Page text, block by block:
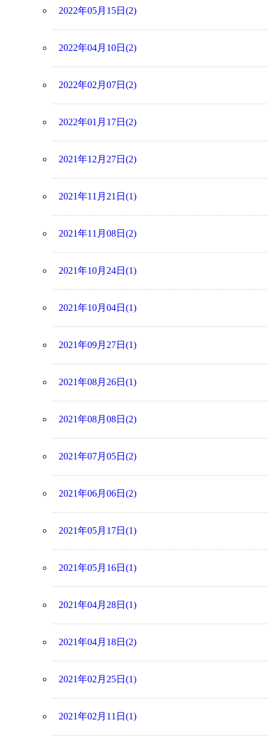
2022年05月15日(2)
2022年04月10日(2)
2022年02月07日(2)
2022年01月17日(2)
2021年12月27日(2)
2021年11月21日(1)
2021年11月08日(2)
2021年10月24日(1)
2021年10月04日(1)
2021年09月27日(1)
2021年08月26日(1)
2021年08月08日(2)
2021年07月05日(2)
2021年06月06日(2)
2021年05月17日(1)
2021年05月16日(1)
2021年04月28日(1)
2021年04月18日(2)
2021年02月25日(1)
2021年02月11日(1)